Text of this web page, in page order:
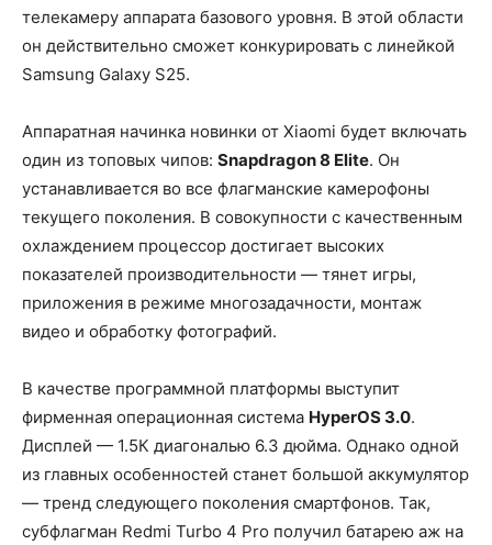
телекамеру аппарата базового уровня. В этой области
он действительно сможет конкурировать с линейкой
Samsung Galaxy S25.
Аппаратная начинка новинки от Xiaomi будет включать
один из топовых чипов: Snapdragon 8 Elite. Он
устанавливается во все флагманские камерофоны
текущего поколения. В совокупности с качественным
охлаждением процессор достигает высоких
показателей производительности — тянет игры,
приложения в режиме многозадачности, монтаж
видео и обработку фотографий.
В качестве программной платформы выступит
фирменная операционная система HyperOS 3.0.
Дисплей — 1.5К диагональю 6.3 дюйма. Однако одной
из главных особенностей станет большой аккумулятор
— тренд следующего поколения смартфонов. Так,
субфлагман Redmi Turbo 4 Pro получил батарею аж на